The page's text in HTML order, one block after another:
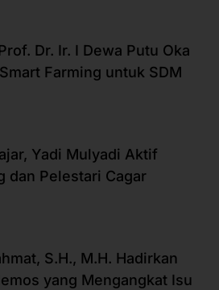
Dr. Ir. I Dewa Putu Oka
Farming untuk SDM
Yadi Mulyadi Aktif
dan Pelestari Cagar
S.H., M.H. Hadirkan
yang Mengangkat Isu